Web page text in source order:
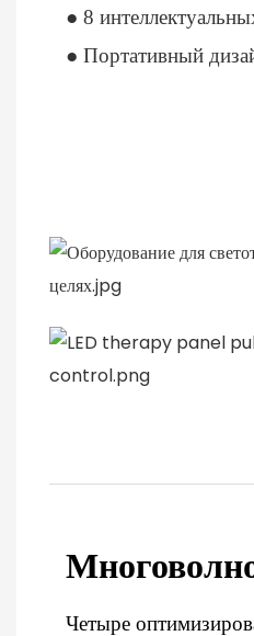
● 8
● Портативный
Четыре